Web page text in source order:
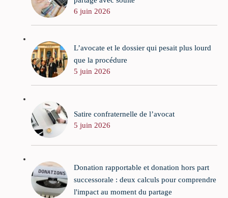
6 juin 2026
L’avocate et le dossier qui pesait plus lourd
que la procédure
5 juin 2026
Satire confraternelle de l’avocat
5 juin 2026
Donation rapportable et donation hors part
successorale : deux calculs pour comprendre
l'impact au moment du partage